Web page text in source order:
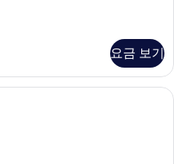
요금 보기
미니바, 객실 내 금고, 책상, 노트북 작